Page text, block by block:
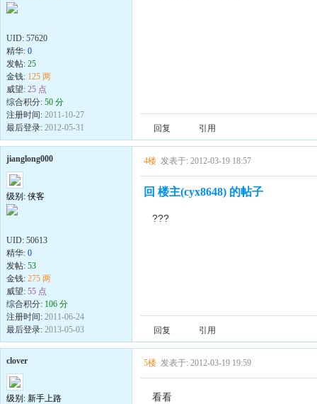
UID: 57620
精华: 0
发帖: 25
金钱: 125 两
威望: 25 点
综合积分: 50 分
注册时间: 2011-10-27
最后登录: 2012-05-31 回复 引用
jianglong000
级别: 侠客
UID: 50613
精华: 0
发帖: 53
金钱: 275 两
威望: 55 点
综合积分: 106 分
注册时间: 2011-06-24
最后登录: 2013-05-03
4楼 发表于: 2012-03-19 18:57
回 楼主(cyx8648) 的帖子
???
回复 引用
clover
级别: 新手上路
5楼 发表于: 2012-03-19 19:59
看看